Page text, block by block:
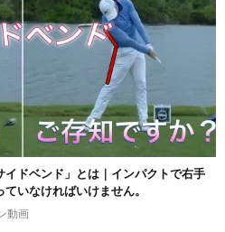
イドベンド」とは｜インパクトで右手
いなければいけません。
動画